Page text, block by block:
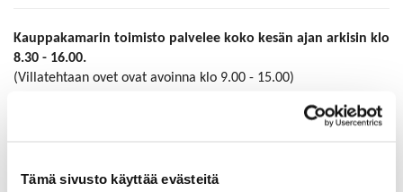
Tämä sivusto käyttää evästeitä
Kauppakamarin toimisto palvelee koko kesän ajan arkisin klo
8.30 - 16.00.
(Villatehtaan ovet ovat avoinna klo 9.00 - 15.00)
Torstaina 24.6. suljemme toimistomme jo klo 13.00.